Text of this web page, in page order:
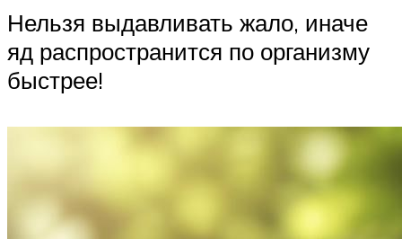
Нельзя выдавливать жало, иначе
яд распространится по организму
быстрее!